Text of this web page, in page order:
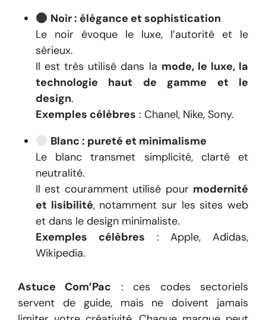
Noir : élégance et sophistication
Le noir évoque le luxe, l’autorité et le
sérieux.
Il est très utilisé dans la mode, le luxe, la
technologie haut de gamme et le
design.
Exemples célèbres : Chanel, Nike, Sony.
Blanc : pureté et minimalisme
Le blanc transmet simplicité, clarté et
neutralité.
Il est couramment utilisé pour modernité
et lisibilité, notamment sur les sites web
et dans le design minimaliste.
Exemples célèbres : Apple, Adidas,
Wikipedia.
Astuce Com’Pac : ces codes sectoriels
servent de guide, mais ne doivent jamais